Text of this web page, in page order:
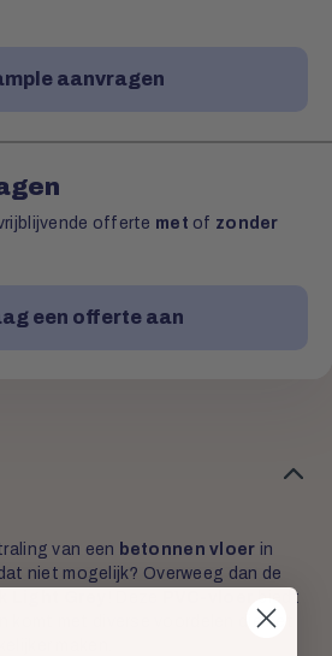
aanvragen
offerte met of zonder
een offerte aan
van een betonnen vloer in
niet mogelijk? Overweeg dan de
Light Grey
biedt
komt met diverse voordelen die het
maken.